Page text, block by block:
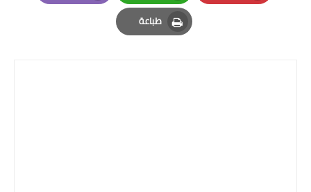
Pinterest
Whatsapp
Email
طباعة
Print